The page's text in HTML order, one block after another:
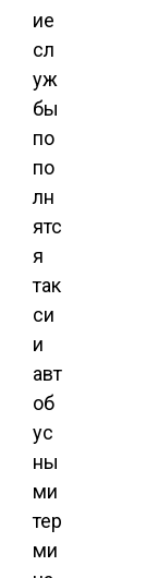
ие
сл
уж
бы
по
по
лн
ятс
я
так
си
и
авт
об
ус
ны
ми
тер
ми